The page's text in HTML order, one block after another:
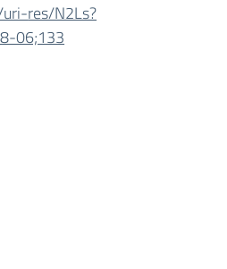
res/N2Ls?
06;133